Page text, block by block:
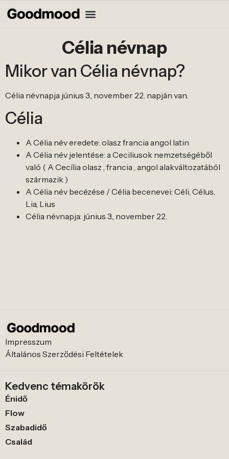
Célia névnap
Mikor van Célia névnap?
Célia névnapja június 3., november 22. napján van.
Célia
A Célia név eredete: olasz francia angol latin
A Célia név jelentése: a Ceciliusok nemzetségéből
való ( A Cecília olasz , francia , angol alakváltozatából
származik )
A Célia név becézése / Célia becenevei: Céli, Célus,
Lia, Lius
Célia névnapja: június 3., november 22.
Impresszum
Általános Szerződési Feltételek
Kedvenc témakörök
Énidő
Flow
Szabadidő
Család